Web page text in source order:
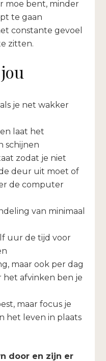
moe bent, minder
te gaan
constante gevoel
zitten.
je net wakker
laat het
schijnen
zodat je niet
deur uit moet of
de computer
van minimaal
uur de tijd voor
maar ook per dag
het afvinken ben je
maar focus je
het leven in plaats
door en zijn er